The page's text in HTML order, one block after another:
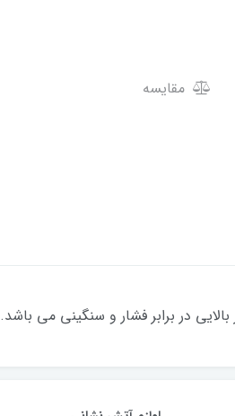
مقایسه
در برابر فشار و سنگینی می باشد.